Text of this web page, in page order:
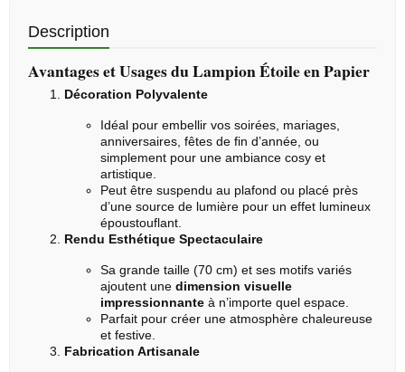
Description
Avantages et Usages du Lampion Étoile en Papier
Décoration Polyvalente
Idéal pour embellir vos soirées, mariages,
anniversaires, fêtes de fin d’année, ou
simplement pour une ambiance cosy et
artistique.
Peut être suspendu au plafond ou placé près
d’une source de lumière pour un effet lumineux
époustouflant.
Rendu Esthétique Spectaculaire
Sa grande taille (70 cm) et ses motifs variés
ajoutent une dimension visuelle
impressionnante à n’importe quel espace.
Parfait pour créer une atmosphère chaleureuse
et festive.
Fabrication Artisanale